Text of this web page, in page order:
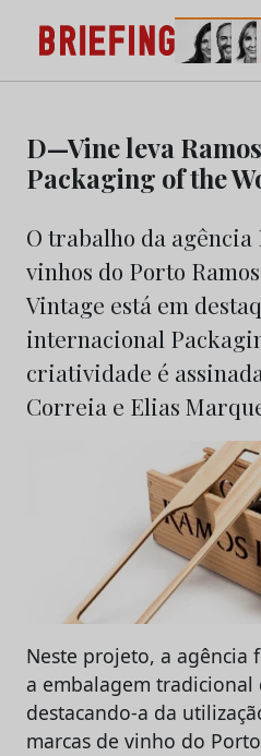
content
Briefing: Todas as
Marketing e da Publicidade
D—Vine leva
Packaging of the
O trabalho da
vinhos do Porto
Vintage está em
internacional
criatividade é
Correia e Elias
Neste projeto, a agência
a embalagem tradicional
destacando-a da
marcas de vinho do